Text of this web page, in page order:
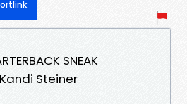
SNEAK
Steiner